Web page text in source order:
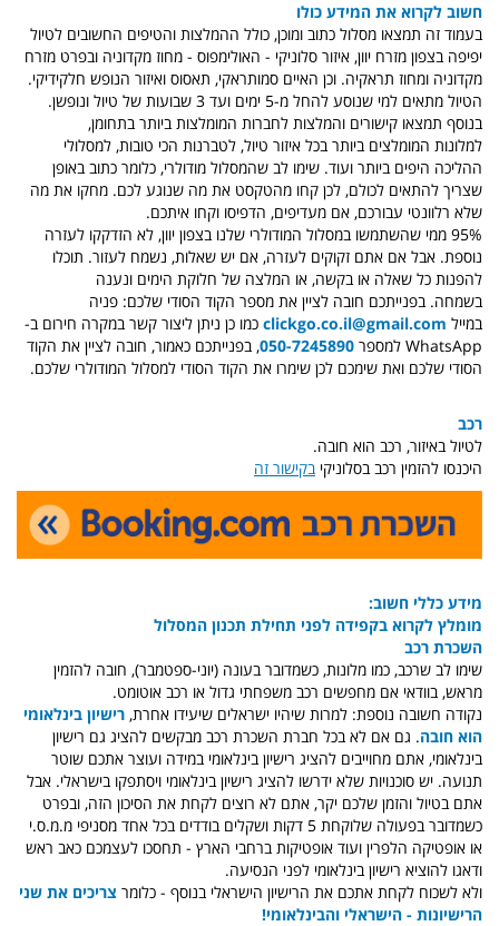
חשוב לקרוא את המידע כולו
בעמוד זה תמצאו מסלול כתוב ומוכן, כולל ההמלצות והטיפים החשובים לטיול
יפיפה בצפון מזרח יוון, איזור סלוניקי - האולימפוס - מחוז מקדוניה ובפרט מזרח
מקדוניה ומחוז תראקיה. וכן האיים סמותראקי, תאסוס ואיזור הנופש חלקידיקי.
הטיול מתאים למי שנוסע להחל מ-5 ימים ועד 3 שבועות של טיול ונופשן.
בנוסף תמצאו קישורים והמלצות לחברות המומלצות ביותר בתחומן,
למלונות המומלצים ביותר בכל איזור טיול, לטברנות הכי טובות, למסלולי
ההליכה היפים ביותר ועוד. שימו לב שהמסלול מודולרי, כלומר כתוב באופן
שצריך להתאים לכולם, לכן קחו מהטקסט את מה שנוגע לכם. מחקו את מה
שלא רלוונטי עבורכם, אם מעדיפים, הדפיסו וקחו איתכם.
95% ממי שהשתמשו במסלול המודולרי שלנו בצפון יוון, לא הזדקקו לעזרה
נוספת. אבל אם אתם זקוקים לעזרה, אם יש שאלות, נשמח לעזור. תוכלו
להפנות כל שאלה או בקשה, או המלצה של חלוקת הימים ונענה
בשמחה. בפנייתכם חובה לציין את מספר הקוד הסודי שלכם: פניה
במייל clickgo.co.il@gmail.com כמו כן ניתן ליצור קשר במקרה חירום ב-
WhatsApp למספר
050-7245890, בפנייתכם כאמור, חובה לציין את הקוד
הסודי שלכם ואת שימכם לכן שימרו את הקוד הסודי למסלול המודולרי שלכם.
רכב
לטיול באיזור, רכב הוא חובה.
היכנסו להזמין רכב בסלוניקיבקישור זה
מידע כללי חשוב:
מומלץ לקרוא בקפידה לפני תחילת תכנון המסלול
השכרת רכב
שימו לב שרכב, כמו מלונות, כשמדובר בעונה (יוני-ספטמבר), חובה להזמין
מראש, בוודאי אם מחפשים רכב משפחתי גדול או רכב אוטומט.
נקודה חשובה נוספת: למרות שיהיו ישראלים שיעידו אחרת, רישיון בינלאומי
הוא חובה. גם אם לא בכל חברת השכרת רכב מבקשים להציג גם רישיון
בינלאומי, אתם מחוייבים להציג רישיון בינלאומי במידה ועוצר אתכם שוטר
תנועה. יש סוכנויות שלא ידרשו להציג רישיון בינלאומי ויסתפקו בישראלי. אבל
אתם בטיול והזמן שלכם יקר, אתם לא רוצים לקחת את הסיכון הזה, ובפרט
כשמדובר בפעולה שלוקחת 5 דקות ושקלים בודדים בכל אחד מסניפי מ.מ.ס.י
או אופטיקה הלפרין ועוד אופטיקות ברחבי הארץ - תחסכו לעצמכם כאב ראש
ודאגו להוציא רישיון בינלאומי לפני הנסיעה.
ולא לשכוח לקחת אתכם את הרישיון הישראלי בנוסף - כלומר צריכים את שני
הרישיונות - הישראלי והבינלאומי!